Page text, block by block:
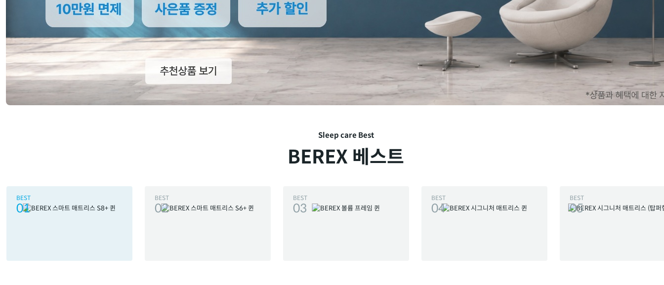
Sleep care Best
BEREX 베스트
BEST
01
BEST
02
BEST
03
BEST
04
BEST
05